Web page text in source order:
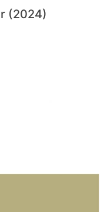
(2024)